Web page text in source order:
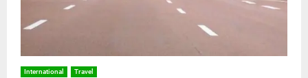
International Travel